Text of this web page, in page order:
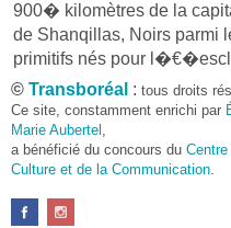
900� kilomètres de la
de Shanqillas, Noirs parmi
primitifs nés pour
dénomination de
� ce jour, en raison de sa
affectée par la modernité.
Les peuples de la basse
mode de vie agropastoral,
toute relative avec leurs
© Transboréal : tous droits
Ce site, constamment enrichi par
Marie Aubertel ,
a bénéficié du concours du
Culture et de la Communication.